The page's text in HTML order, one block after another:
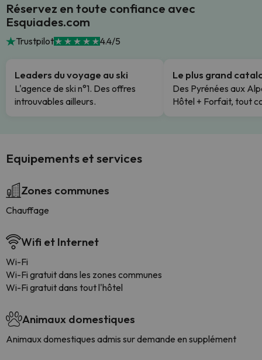
Réservez en toute confiance avec
Esquiades.com
Trustpilot 4.4/5
Leaders du voyage au ski
L'agence de ski n°1. Des offres
introuvables ailleurs.
Le plus grand
Des Pyrénées aux
Hôtel + Forfait, tout
Equipements et services
Zones communes
Chauffage
Wifi et Internet
Wi-Fi
Wi-Fi gratuit dans les zones communes
Wi-Fi gratuit dans tout l'hôtel
Animaux domestiques
Animaux domestiques admis sur demande en supplément